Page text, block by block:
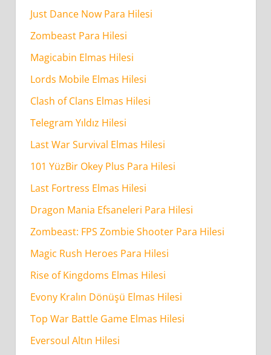
Just Dance Now Para Hilesi
Zombeast Para Hilesi
Magicabin Elmas Hilesi
Lords Mobile Elmas Hilesi
Clash of Clans Elmas Hilesi
Telegram Yıldız Hilesi
Last War Survival Elmas Hilesi
101 YüzBir Okey Plus Para Hilesi
Last Fortress Elmas Hilesi
Dragon Mania Efsaneleri Para Hilesi
Zombeast: FPS Zombie Shooter Para Hilesi
Magic Rush Heroes Para Hilesi
Rise of Kingdoms Elmas Hilesi
Evony Kralın Dönüşü Elmas Hilesi
Top War Battle Game Elmas Hilesi
Eversoul Altın Hilesi